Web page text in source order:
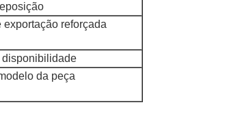
reforçada
disponibilidade
da peça